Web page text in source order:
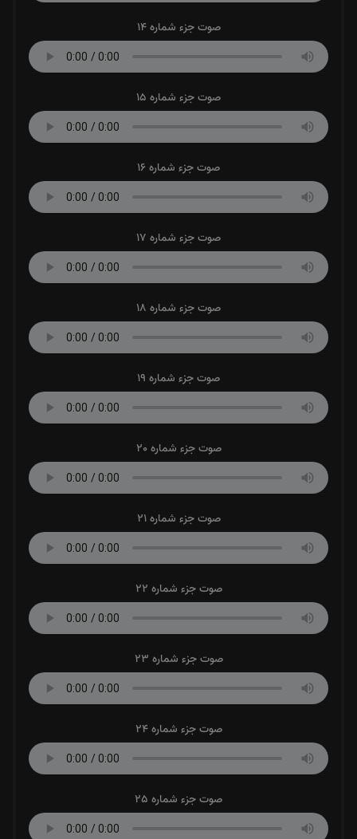
صوت جزء شماره 14
صوت جزء شماره 15
صوت جزء شماره 16
صوت جزء شماره 17
صوت جزء شماره 18
صوت جزء شماره 19
صوت جزء شماره 20
صوت جزء شماره 21
صوت جزء شماره 22
صوت جزء شماره 23
صوت جزء شماره 24
صوت جزء شماره 25